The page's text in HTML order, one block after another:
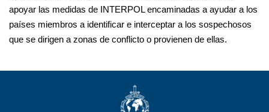
apoyar las medidas de INTERPOL encaminadas a ayudar a los
países miembros a identificar e interceptar a los sospechosos
que se dirigen a zonas de conflicto o provienen de ellas.